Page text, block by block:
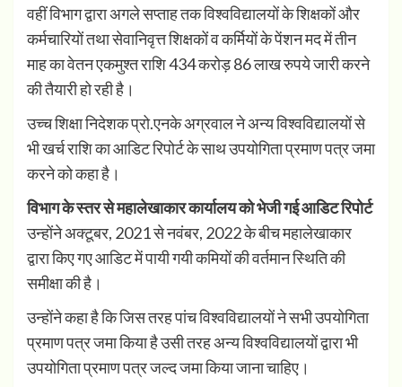
वहीं विभाग द्वारा अगले सप्ताह तक विश्वविद्यालयों के शिक्षकों और
कर्मचारियों तथा सेवानिवृत्त शिक्षकों व कर्मियों के पेंशन मद में तीन
माह का वेतन एकमुश्त राशि 434 करोड़ 86 लाख रुपये जारी करने
की तैयारी हो रही है।
उच्च शिक्षा निदेशक प्रो.एनके अग्रवाल ने अन्य विश्वविद्यालयों से
भी खर्च राशि का आडिट रिपोर्ट के साथ उपयोगिता प्रमाण पत्र जमा
करने को कहा है।
विभाग के स्तर से महालेखाकार कार्यालय को भेजी गई आडिट रिपोर्ट
उन्होंने अक्टूबर, 2021 से नवंबर, 2022 के बीच महालेखाकार
द्वारा किए गए आडिट में पायी गयी कमियों की वर्तमान स्थिति की
समीक्षा की है।
उन्होंने कहा है कि जिस तरह पांच विश्वविद्यालयों ने सभी उपयोगिता
प्रमाण पत्र जमा किया है उसी तरह अन्य विश्वविद्यालयों द्वारा भी
उपयोगिता प्रमाण पत्र जल्द जमा किया जाना चाहिए।